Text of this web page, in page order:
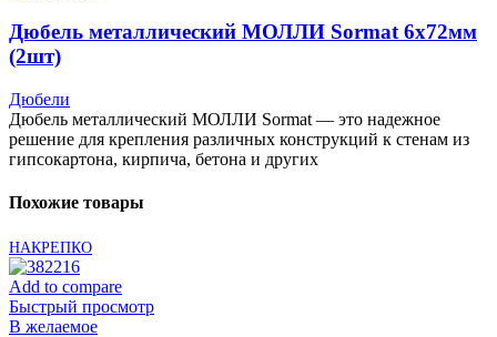
Дюбель металлический МОЛЛИ Sormat 6х72мм
(2шт)
Дюбели
Дюбель металлический МОЛЛИ Sormat — это надежное
решение для крепления различных конструкций к стенам из
гипсокартона, кирпича, бетона и других
Похожие товары
НАКРЕПКО
Add to compare
Быстрый просмотр
В желаемое